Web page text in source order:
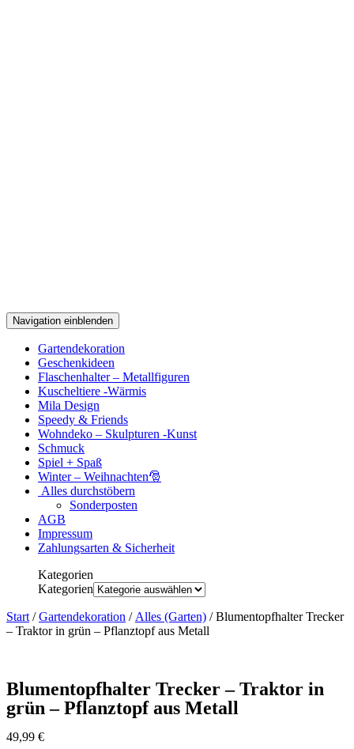
Navigation einblenden
Gartendekoration
Geschenkideen
Flaschenhalter – Metallfiguren
Kuscheltiere -Wärmis
Mila Design
Speedy & Friends
Wohndeko – Skulpturen -Kunst
Schmuck
Spiel + Spaß
Winter – Weihnachten🎅
Alles durchstöbern
Sonderposten
AGB
Impressum
Zahlungsarten & Sicherheit
Kategorien
Kategorien
Start /Gartendekoration / Alles (Garten) / Blumentopfhalter Trecker
– Traktor in grün – Pflanztopf aus Metall
Blumentopfhalter Trecker – Traktor in
grün – Pflanztopf aus Metall
49,99 €